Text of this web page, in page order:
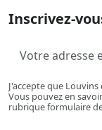
Inscrivez-
J'accepte que
Vous pouvez en
rubrique formulaire